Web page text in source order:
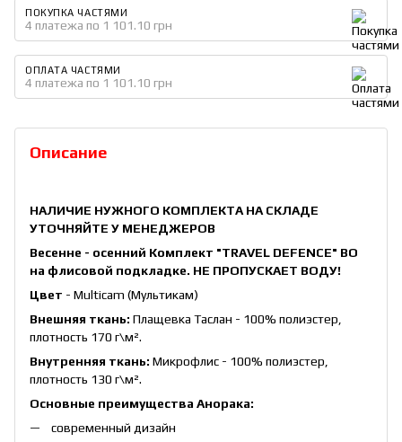
ПОКУПКА ЧАСТЯМИ
4 платежа по 1 101.10 грн
ОПЛАТА ЧАСТЯМИ
4 платежа по 1 101.10 грн
Описание
НАЛИЧИЕ НУЖНОГО КОМПЛЕКТА НА СКЛАДЕ
УТОЧНЯЙТЕ У МЕНЕДЖЕРОВ
Весенне - осенний Комплект "TRAVEL DEFENCE" ВО
на флисовой подкладке. НЕ ПРОПУСКАЕТ ВОДУ!
Цвет - Multicam (Мультикам)
Внешняя ткань: Плащевка Таслан - 100% полиэстер,
плотность 170 г\м².
Внутренняя ткань: Микрофлис - 100% полиэстер,
плотность 130 г\м².
Основные преимущества Анорака:
современный дизайн